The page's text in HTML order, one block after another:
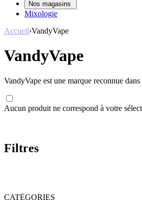
Nos magasins
Mixologie
Accueil›VandyVape
VandyVape
VandyVape est une marque reconnue
Aucun produit ne correspond à votre
Filtres
CATÉGORIES